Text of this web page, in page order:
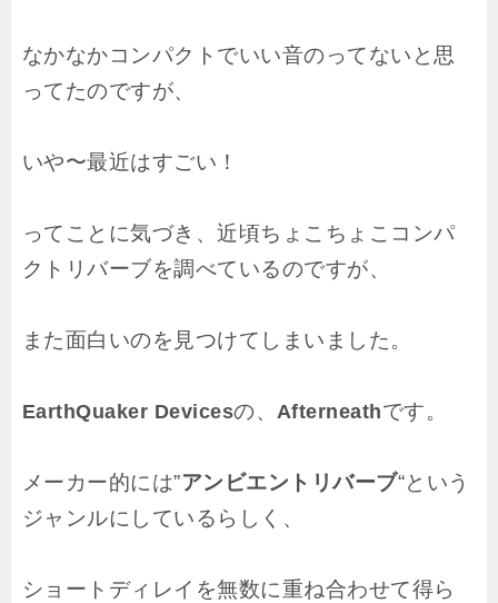
なかなかコンパクトでいい音のってないと思
ってたのですが、
いや〜最近はすごい！
ってことに気づき、近頃ちょこちょこコンパ
クトリバーブを調べているのですが、
また面白いのを見つけてしまいました。
EarthQuaker Devicesの、 Afterneathです。
メーカー的には”アンビエントリバーブ“という
ジャンルにしているらしく、
ショートディレイを無数に重ね合わせて得ら